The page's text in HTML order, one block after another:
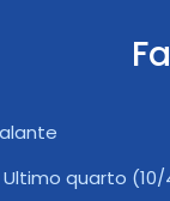
Ultimo quarto (10/